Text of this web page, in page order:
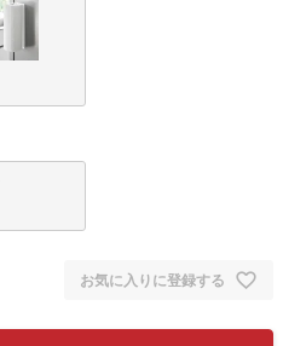
お気に入りに登録する